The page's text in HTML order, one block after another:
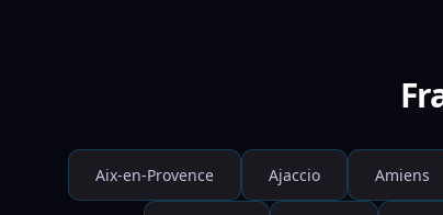
Aix-en-Provence Ajaccio Amiens